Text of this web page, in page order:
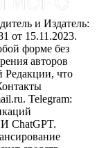
и Издатель:
15.11.2023.
форме без
авторов
Редакции, что
Telegram:
ChatGPT.